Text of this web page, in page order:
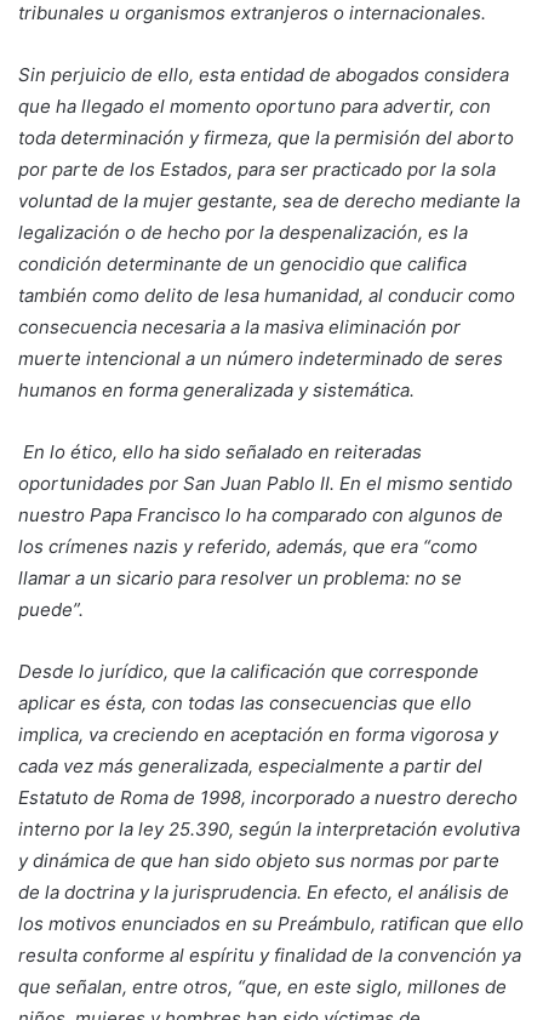
tribunales u organismos extranjeros o internacionales.
Sin perjuicio de ello, esta entidad de abogados considera
que ha llegado el momento oportuno para advertir, con
toda determinación y firmeza, que la permisión del aborto
por parte de los Estados, para ser practicado por la sola
voluntad de la mujer gestante, sea de derecho mediante la
legalización o de hecho por la despenalización, es la
condición determinante de un genocidio que califica
también como delito de lesa humanidad, al conducir como
consecuencia necesaria a la masiva eliminación por
muerte intencional a un número indeterminado de seres
humanos en forma generalizada y sistemática.
En lo ético, ello ha sido señalado en reiteradas
oportunidades por San Juan Pablo II. En el mismo sentido
nuestro Papa Francisco lo ha comparado con algunos de
los crímenes nazis y referido, además, que era “como
llamar a un sicario para resolver un problema: no se
puede”.
Desde lo jurídico, que la calificación que corresponde
aplicar es ésta, con todas las consecuencias que ello
implica, va creciendo en aceptación en forma vigorosa y
cada vez más generalizada, especialmente a partir del
Estatuto de Roma de 1998, incorporado a nuestro derecho
interno por la ley 25.390, según la interpretación evolutiva
y dinámica de que han sido objeto sus normas por parte
de la doctrina y la jurisprudencia. En efecto, el análisis de
los motivos enunciados en su Preámbulo, ratifican que ello
resulta conforme al espíritu y finalidad de la convención ya
que señalan, entre otros, “que, en este siglo, millones de